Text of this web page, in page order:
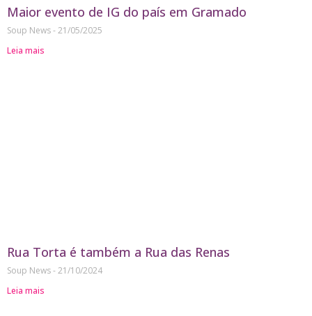
Maior evento de IG do país em Gramado
Soup News 21/05/2025
Leia mais
Rua Torta é também a Rua das Renas
Soup News 21/10/2024
Leia mais